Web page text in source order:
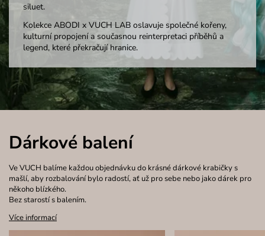
siluet.
Kolekce ABODI x VUCH LAB oslavuje společné kořeny,
kulturní propojení a současnou reinterpretaci příběhů a
legend, které překračují hranice.
Dárkové balení
Ve VUCH balíme každou objednávku do krásné dárkové krabičky s
mašlí, aby rozbalování bylo radostí, ať už pro sebe nebo jako dárek pro
někoho blízkého.
Bez starostí s balením.
Více informací